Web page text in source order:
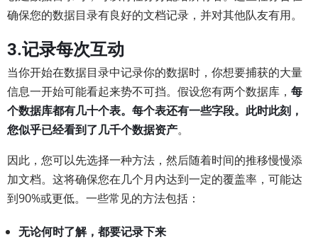
确保您的数据目录有良好的文档记录，并对其他队友有用。
3.记录每次互动
当你开始在数据目录中记录你的数据时，你想要捕获的大量
信息一开始可能看起来势不可挡。假设您有两个数据库， 每
个数据库都有几十个表。每个表还有一些字段。此时此刻，
您似乎已经看到了几千个数据资产。
因此，您可以先选择一种方法，然后随着时间的推移慢慢添
加文档。这将确保您在几个月内达到一定的覆盖率，可能达
到90%或更低。一些常见的方法包括：
无论何时了解，都要记录下来